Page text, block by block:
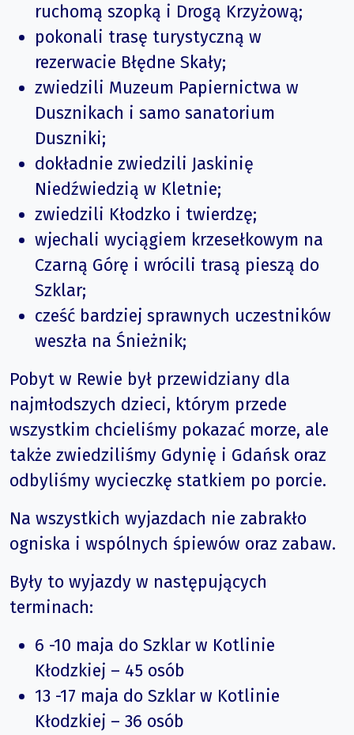
ruchomą szopką i Drogą Krzyżową;
pokonali trasę turystyczną w
rezerwacie Błędne Skały;
zwiedzili Muzeum Papiernictwa w
Dusznikach i samo sanatorium
Duszniki;
dokładnie zwiedzili Jaskinię
Niedźwiedzią w Kletnie;
zwiedzili Kłodzko i twierdzę;
wjechali wyciągiem krzesełkowym na
Czarną Górę i wrócili trasą pieszą do
Szklar;
cześć bardziej sprawnych uczestników
weszła na Śnieżnik;
Pobyt w Rewie był przewidziany dla
najmłodszych dzieci, którym przede
wszystkim chcieliśmy pokazać morze, ale
także zwiedziliśmy Gdynię i Gdańsk oraz
odbyliśmy wycieczkę statkiem po porcie.
Na wszystkich wyjazdach nie zabrakło
ogniska i wspólnych śpiewów oraz zabaw.
Były to wyjazdy w następujących
terminach:
6 -10 maja do Szklar w Kotlinie
Kłodzkiej – 45 osób
13 -17 maja do Szklar w Kotlinie
Kłodzkiej – 36 osób